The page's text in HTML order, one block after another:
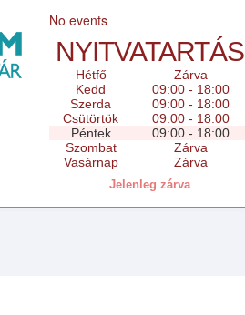
No events
NYITVATARTÁS
Hétfő
Zárva
Kedd
09:00 - 18:00
Szerda
09:00 - 18:00
Csütörtök
09:00 - 18:00
Péntek
09:00 - 18:00
Szombat
Zárva
Vasárnap
Zárva
Jelenleg zárva